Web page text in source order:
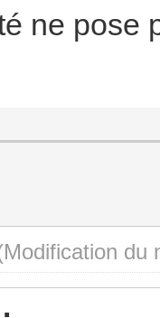
ne pose
du